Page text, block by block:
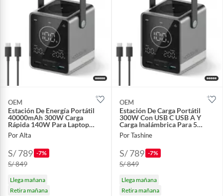
OEM
Estación De Energía Portátil
40000mAh 300W Carga
Rápida 140W Para Laptop
Celular Y Dron
Por Alta
S/ 789 -7%
S/ 849
Llega mañana
Retira mañana
OEM
Estación De Carga Portátil
300W Con USB C USB A Y
Carga Inalámbrica Para 5
Equipos
Por Tashine
S/ 789 -7%
S/ 849
Llega mañana
Retira mañana